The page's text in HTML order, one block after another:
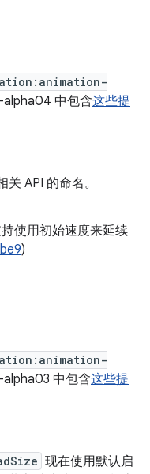
alpha04 中包含这些提
关 API 的命名。
使用初始速度来延续
)
中包含这些提
现在使用默认启